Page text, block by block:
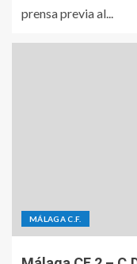
prensa previa al...
MÁLAGA C.F.